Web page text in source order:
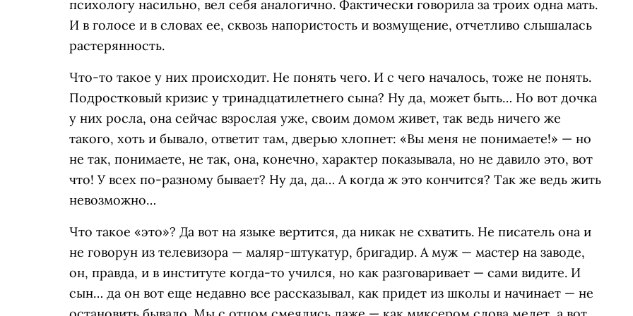
психологу насильно, вел себя аналогично. Фактически говорила за троих одна мать.
И в голосе и в словах ее, сквозь напористость и возмущение, отчетливо слышалась
растерянность.
Что-то такое у них происходит. Не понять чего. И с чего началось, тоже не понять.
Подростковый кризис у тринадцатилетнего сына? Ну да, может быть… Но вот дочка
у них росла, она сейчас взрослая уже, своим домом живет, так ведь ничего же
такого, хоть и бывало, ответит там, дверью хлопнет: «Вы меня не понимаете!» — но
не так, понимаете, не так, она, конечно, характер показывала, но не давило это, вот
что! У всех по-разному бывает? Ну да, да… А когда ж это кончится? Так же ведь жить
невозможно…
Что такое «это»? Да вот на языке вертится, да никак не схватить. Не писатель она и
не говорун из телевизора — маляр-штукатур, бригадир. А муж — мастер на заводе,
он, правда, и в институте когда-то учился, но как разговаривает — сами видите. И
сын… да он вот еще недавно все рассказывал, как придет из школы и начинает — не